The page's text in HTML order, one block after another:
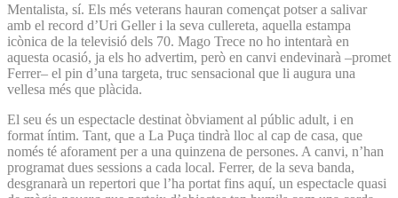
Mentalista, sí. Els més veterans hauran començat potser a salivar
amb el record d’Uri Geller i la seva cullereta, aquella estampa
icònica de la televisió dels 70. Mago Trece no ho intentarà en
aquesta ocasió, ja els ho advertim, però en canvi endevinarà –promet
Ferrer– el pin d’una targeta, truc sensacional que li augura una
vellesa més que plàcida.
El seu és un espectacle destinat òbviament al públic adult, i en
format íntim. Tant, que a La Puça tindrà lloc al cap de casa, que
només té aforament per a una quinzena de persones. A canvi, n’han
programat dues sessions a cada local. Ferrer, de la seva banda,
desgranarà un repertori que l’ha portat fins aquí, un espectacle quasi